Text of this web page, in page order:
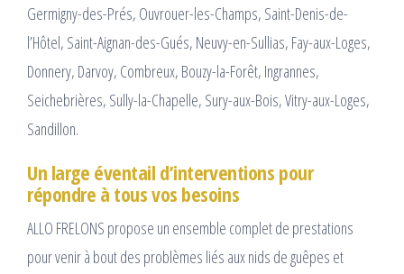
Germigny-des-Prés, Ouvrouer-les-Champs, Saint-Denis-de-
l’Hôtel, Saint-Aignan-des-Gués, Neuvy-en-Sullias, Fay-aux-Loges,
Donnery, Darvoy, Combreux, Bouzy-la-Forêt, Ingrannes,
Seichebrières, Sully-la-Chapelle, Sury-aux-Bois, Vitry-aux-Loges,
Sandillon.
Un large éventail d’interventions pour
répondre à tous vos besoins
ALLO FRELONS propose un ensemble complet de prestations
pour venir à bout des problèmes liés aux nids de guêpes et